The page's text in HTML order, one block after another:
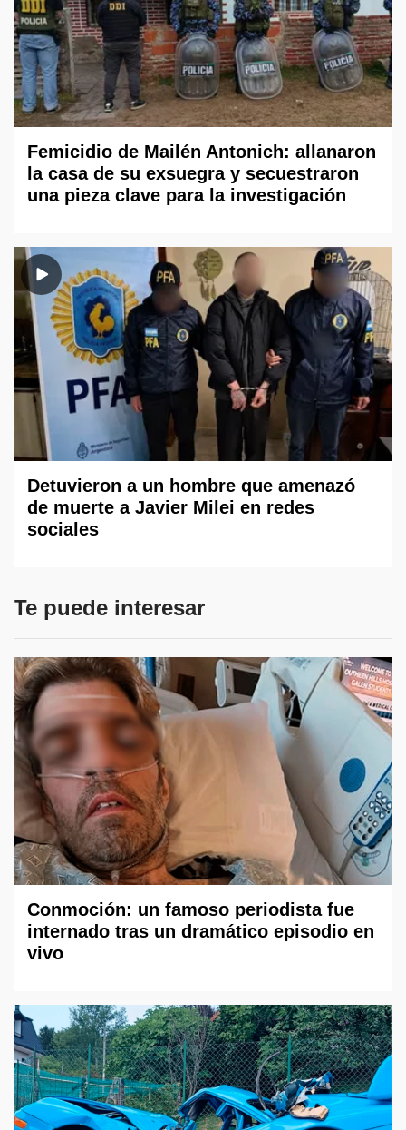
Femicidio de Mailén Antonich: allanaron
la casa de su exsuegra y secuestraron
una pieza clave para la investigación
Detuvieron a un hombre que amenazó
de muerte a Javier Milei en redes
sociales
Te puede interesar
Conmoción: un famoso periodista fue
internado tras un dramático episodio en
vivo